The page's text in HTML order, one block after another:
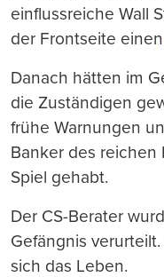
einflussreiche Wall
der Frontseite einen
Danach hätten im
die Zuständigen
frühe Warnungen
Banker des reichen
Spiel gehabt.
Der CS-Berater
Gefängnis
sich das Leben.